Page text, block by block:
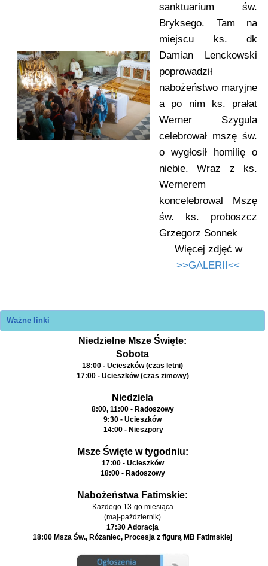
sanktuarium św.
Bryksego. Tam na
miejscu ks. dk
Damian Lenckowski
poprowadził
nabożeństwo maryjne
a po nim ks. prałat
Werner Szygula
celebrował mszę św.
o wygłosił homilię o
niebie. Wraz z ks.
Wernerem
koncelebrowal Mszę
św. ks. proboszcz
Grzegorz Sonnek
Więcej zdjęć w
>>GALERII<<
Ważne linki
Niedzielne Msze Święte:
Sobota
18:00 - Ucieszków (czas letni)
17:00 - Ucieszków (czas zimowy)
Niedziela
8:00, 11:00 - Radoszowy
9:30 - Ucieszków
14:00 - Nieszpory
Msze Święte w tygodniu:
17:00 - Ucieszków
18:00 - Radoszowy
Nabożeństwa Fatimskie:
Każdego 13-go miesiąca
(maj-pażdziernik)
17:30 Adoracja
18:00 Msza Św., Różaniec, Procesja z figurą MB Fatimskiej